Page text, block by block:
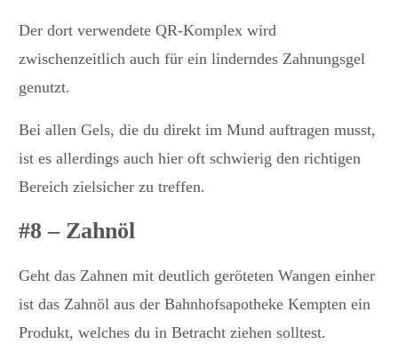
Der dort verwendete QR-Komplex wird
zwischenzeitlich auch für ein linderndes Zahnungsgel
genutzt.
Bei allen Gels, die du direkt im Mund auftragen musst,
ist es allerdings auch hier oft schwierig den richtigen
Bereich zielsicher zu treffen.
#8 – Zahnöl
Geht das Zahnen mit deutlich geröteten Wangen einher
ist das Zahnöl aus der Bahnhofsapotheke Kempten ein
Produkt, welches du in Betracht ziehen solltest.